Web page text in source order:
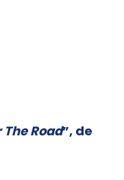
The Road”, de